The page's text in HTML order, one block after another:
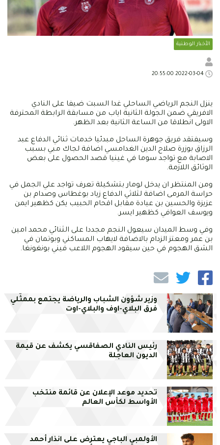
الأخبار الوطنية
ينزل النجم الرياضي الساحلي غدا السبت ضيفا على النادي
الافريقي ضمن الجولة الثانية اياب من مسابقة الرابطة المحترفة
الاولى انطلاقا من الساعة الثانية بعد الظهر.
وسيفتقد فريق جوهرة الساحل مبدئيا خدمات ثنائي الدفاع عبد
الرزاق بوزرة صلاح الدين الغدامسي اضافة لجاك مبي بسبب
الاصابة مع تواجد سوما في غينيا قصد الحصول على بعض
الوثائق اللازمة.
ومن المنتظر ان يدخل لومار بتشكيلة تعرف تواجد علي الجمل في
حراسة المرمى اضافة لثلاثي الدفاع زياد بوغطاس وصدام بن
عزيزة والحسين بن عيادة مقابل اقحام الحبيب يكن كظهير ايمن
ويوسف العوافي كظهير ايسر.
وفي وسط الميدان سيعول النجم مجددا على الثنائي محمد امين
بن عمر ومعتز الزدام بالاضافة لايهاب المساكني وبوتمان في
الشق الهجوم في حين سيقود الهجوم اللاعب فيني بونغونغا.
وزير شؤون الشباب والرياضة يجتمع بممثّلي
فرق البلاي-اوف والبلاي-اوت
رئيس النادي الصفاقسي يكشف عن قيمة
الديون العاجلة
تحديد موعد الإعلان عن قائمة منتخب
الأواسط لكأس العالم
الأولمبي الباجي يعترض على انذار أحمد